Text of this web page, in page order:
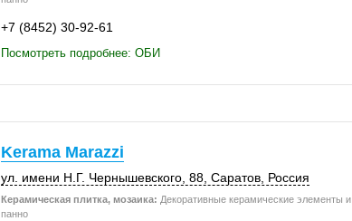
+7 (8452) 30-92-61
Посмотреть подробнее: ОБИ
Kerama Marazzi
ул. имени Н.Г. Чернышевского, 88, Саратов, Россия
Керамическая плитка, мозаика: Декоративные керамические элементы и
панно